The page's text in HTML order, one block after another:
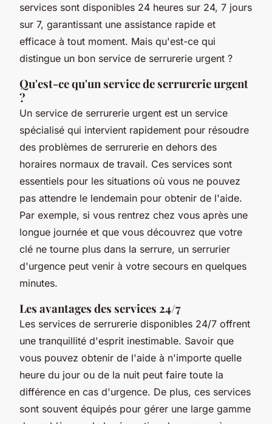
services sont disponibles 24 heures sur 24, 7 jours
sur 7, garantissant une assistance rapide et
efficace à tout moment. Mais qu'est-ce qui
distingue un bon service de serrurerie urgent ?
Qu'est-ce qu'un service de serrurerie urgent
?
Un service de serrurerie urgent est un service
spécialisé qui intervient rapidement pour résoudre
des problèmes de serrurerie en dehors des
horaires normaux de travail. Ces services sont
essentiels pour les situations où vous ne pouvez
pas attendre le lendemain pour obtenir de l'aide.
Par exemple, si vous rentrez chez vous après une
longue journée et que vous découvrez que votre
clé ne tourne plus dans la serrure, un serrurier
d'urgence peut venir à votre secours en quelques
minutes.
Les avantages des services 24/7
Les services de serrurerie disponibles 24/7 offrent
une tranquillité d'esprit inestimable. Savoir que
vous pouvez obtenir de l'aide à n'importe quelle
heure du jour ou de la nuit peut faire toute la
différence en cas d'urgence. De plus, ces services
sont souvent équipés pour gérer une large gamme